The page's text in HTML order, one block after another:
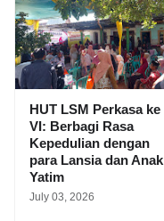
HUT LSM Perkasa ke
VI: Berbagi Rasa
Kepedulian dengan
para Lansia dan Anak
Yatim
July 03, 2026